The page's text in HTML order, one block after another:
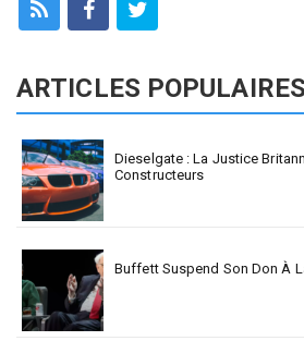
ARTICLES POPULAIRES
Dieselgate : La Justice
Constructeurs
Buffett Suspend Son Don À